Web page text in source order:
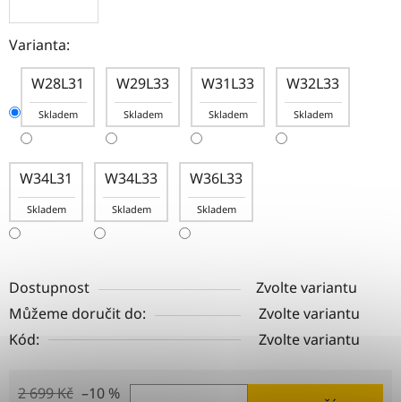
Varianta:
W28L31
Skladem
W29L33
Skladem
W31L33
Skladem
W32L33
Skladem
W34L31
Skladem
W34L33
Skladem
W36L33
Skladem
Dostupnost
Zvolte variantu
Můžeme doručit do:
Zvolte variantu
Kód:
Zvolte variantu
2 699 Kč –10 %